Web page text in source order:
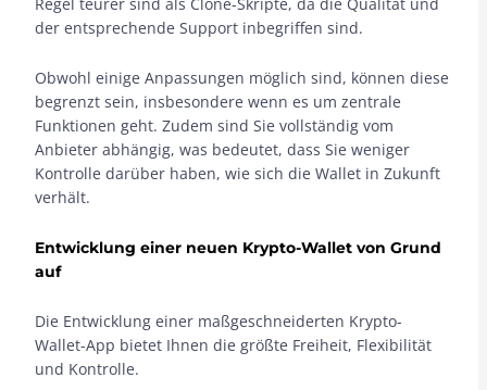
der entsprechende Support inbegriffen sind.
Obwohl einige Anpassungen möglich sind, können diese
begrenzt sein, insbesondere wenn es um zentrale
Funktionen geht. Zudem sind Sie vollständig vom
Anbieter abhängig, was bedeutet, dass Sie weniger
Kontrolle darüber haben, wie sich die Wallet in Zukunft
verhält.
Entwicklung einer neuen Krypto-Wallet von Grund
auf
Die Entwicklung einer maßgeschneiderten Krypto-
Wallet-App bietet Ihnen die größte Freiheit, Flexibilität
und Kontrolle.